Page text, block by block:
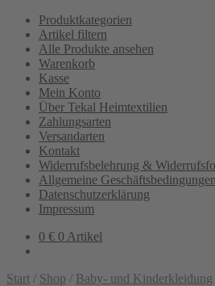
Produktkategorien
Artikel filtern
Alle Produkte ansehen
Warenkorb
Kasse
Mein Konto
Über Tekal Heimtextilien
Zahlungsarten
Versandarten
Kontakt
Widerrufsbelehrung &
Allgemeine
Datenschutzerklärung
Impressum
0 € 0 Artikel
Start / Shop / Baby- und Kinderkleidung